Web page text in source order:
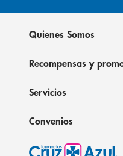
Quienes Somos
Recompensas y
Servicios
Convenios